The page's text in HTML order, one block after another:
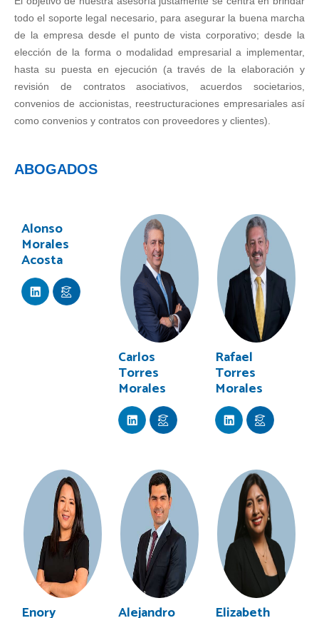
todo el soporte legal necesario, para asegurar la buena marcha
de la empresa desde el punto de vista corporativo; desde la
elección de la forma o modalidad empresarial a implementar,
hasta su puesta en ejecución (a través de la elaboración y
revisión de contratos asociativos, acuerdos societarios,
convenios de accionistas, reestructuraciones empresariales así
como convenios y contratos con proveedores y clientes).
ABOGADOS
Alonso
Morales
Acosta
Carlos
Torres
Morales
Rafael
Torres
Morales
Enory Alejandro Elizabeth